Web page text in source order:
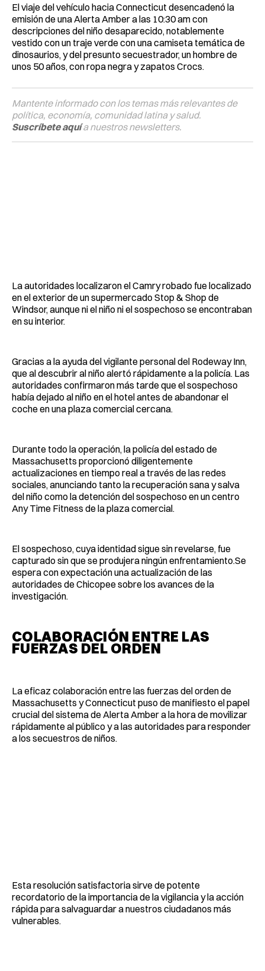
El viaje del vehículo hacia Connecticut desencadenó la
emisión de una Alerta Amber a las 10:30 am con
descripciones del niño desaparecido, notablemente
vestido con un traje verde con una camiseta temática de
dinosaurios, y del presunto secuestrador, un hombre de
unos 50 años, con ropa negra y zapatos Crocs.
Mantente informado con los temas más relevantes de
política, economía, comunidad latina y salud.
Suscríbete aquía nuestros newsletters.
La autoridades localizaron el Camry robado fue localizado
en el exterior de un supermercado Stop & Shop de
Windsor, aunque ni el niño ni el sospechoso se encontraban
en su interior.
Gracias a la ayuda del vigilante personal del Rodeway Inn,
que al descubrir al niño alertó rápidamente a la policía. Las
autoridades confirmaron más tarde que el sospechoso
había dejado al niño en el hotel antes de abandonar el
coche en una plaza comercial cercana.
Durante todo la operación, la policía del estado de
Massachusetts proporcionó diligentemente
actualizaciones en tiempo real a través de las redes
sociales, anunciando tanto la recuperación sana y salva
del niño como la detención del sospechoso en un centro
Any Time Fitness de la plaza comercial.
El sospechoso, cuya identidad sigue sin revelarse, fue
capturado sin que se produjera ningún enfrentamiento.Se
espera con expectación una actualización de las
autoridades de Chicopee sobre los avances de la
investigación.
COLABORACIÓN ENTRE LAS
FUERZAS DEL ORDEN
La eficaz colaboración entre las fuerzas del orden de
Massachusetts y Connecticut puso de manifiesto el papel
crucial del sistema de Alerta Amber a la hora de movilizar
rápidamente al público y a las autoridades para responder
a los secuestros de niños.
Esta resolución satisfactoria sirve de potente
recordatorio de la importancia de la vigilancia y la acción
rápida para salvaguardar a nuestros ciudadanos más
vulnerables.